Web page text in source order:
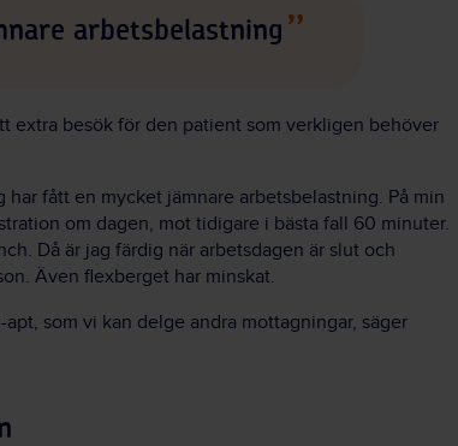
arbetsbelastning
extra besök för den patient som verkligen behöver
fått en mycket jämnare arbetsbelastning. På min
om dagen, mot tidigare i bästa fall 60 minuter.
Då är jag färdig när arbetsdagen är slut och
Även flexberget har minskat.
som vi kan delge andra mottagningar, säger